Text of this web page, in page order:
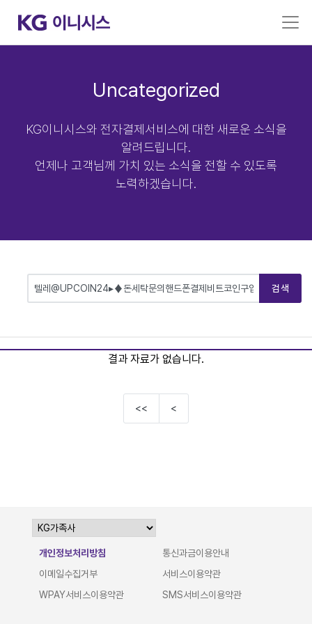
Uncategorized
KG이니시스와 전자결제서비스에 대한 새로운 소식을
알려드립니다.
언제나 고객님께 가치 있는 소식을 전할 수 있도록
노력하겠습니다.
검색
결과 자료가 없습니다.
<< <
개인정보처리방침
통신과금이용안내
이메일수집거부
서비스이용약관
WPAY서비스이용약관
SMS서비스이용약관